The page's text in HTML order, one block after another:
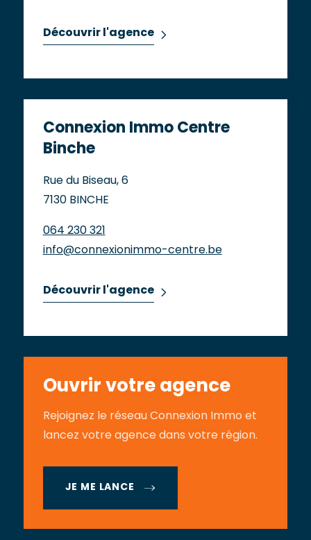
Découvrir l'agence
Connexion Immo Centre
Binche
Rue du Biseau, 6
7130 BINCHE
064 230 321
info@connexionimmo-centre.be
Découvrir l'agence
Ouvrir votre agence
Rejoignez le réseau Connexion Immo et
lancez votre agence dans votre région.
JE ME LANCE